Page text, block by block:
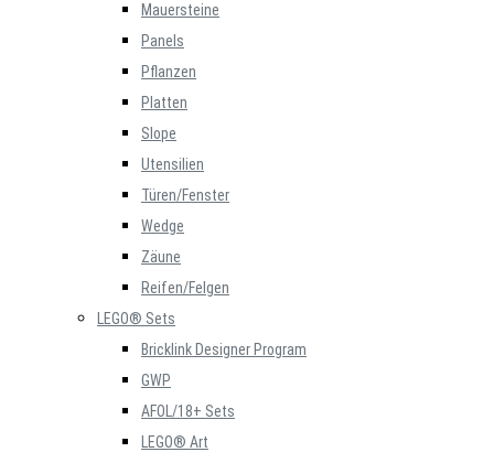
Mauersteine
Panels
Pflanzen
Platten
Slope
Utensilien
Türen/Fenster
Wedge
Zäune
Reifen/Felgen
LEGO® Sets
Bricklink Designer Program
GWP
AFOL/18+ Sets
LEGO® Art